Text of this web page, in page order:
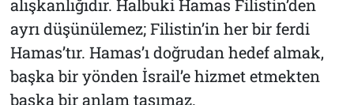
alışkanlığıdır. Halbuki Hamas Filistin’den
ayrı düşünülemez; Filistin’in her bir ferdi
Hamas’tır. Hamas’ı doğrudan hedef almak,
başka bir yönden İsrail’e hizmet etmekten
başka bir anlam taşımaz.